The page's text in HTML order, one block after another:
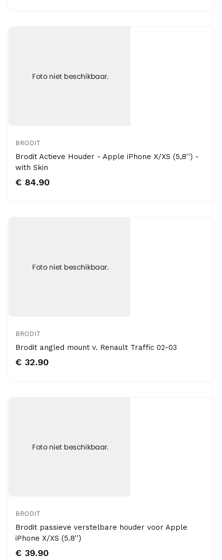
BRODIT
Brodit Actieve Houder - Apple iPhone X/XS (5,8'') -
with Skin
€ 84.90
BRODIT
Brodit angled mount v. Renault Traffic 02-03
€ 32.90
BRODIT
Brodit passieve verstelbare houder voor Apple
iPhone X/XS (5.8'')
€ 39.90